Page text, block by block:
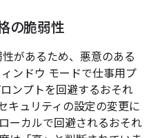
の脆弱性
があるため、悪意のある
ンドウ モードで仕事用プ
ンプトを回避するおそれ
キュリティの設定の変更に
ーカルで回避されるおそれ